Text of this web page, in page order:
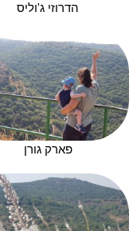
הדרוזי ג'וליס
פארק גורן